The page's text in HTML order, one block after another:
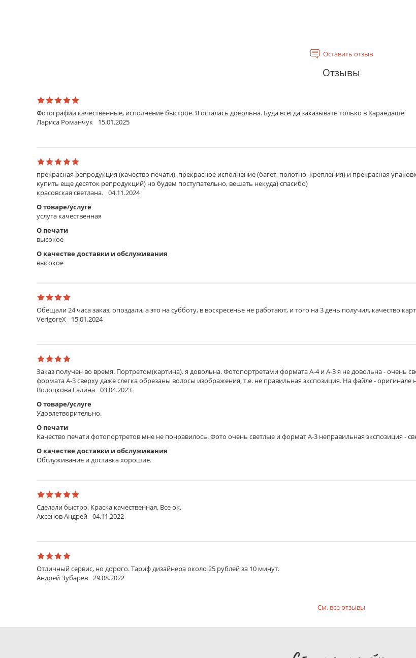
Оставить отзыв
Отзывы
Фотографии качественные, исполнение быстрое. Я осталась довольна. Буда всегда заказывать только в Карандаше
Лариса Романчук
15.01.2025
прекрасная репродукция (качество печати), прекрасное исполнение (багет, полотно, крепления) и прекрасная
купить еще десяток репродукций) но будем поступательно, вешать некуда) спасибо)
красовская светлана. 04.11.2024
О товаре/услуге
услуга качественная
О печати
высокое
О качестве доставки и обслуживания
высокое
Обещали 24 часа заказ, опоздали, а это на субботу, в воскресенье не работают, и того на 3 день получил, качество
VerigoreX
15.01.2024
Заказ получен во время. Портретом(картина). я довольна. Фотопортретами формата А-4 и А-3 я не довольна - очень
формата А-3 сверху даже слегка обрезаны волосы изображения, т.е. не правильная экспозиция. На файле - оригинале
Волоцкова Галина 03.04.2023
О товаре/услуге
Удовлетворительно.
О печати
Качество печати фотопортретов мне не понравилось. Фото очень светлые и формат А-3 неправильная экспозиция -
О качестве доставки и обслуживания
Обслуживание и доставка хорошие.
Сделали быстро. Краска качественная. Все ок.
Аксенов Андрей 04.11.2022
Отличный сервис, но дорого. Тариф дизайнера около 25 рублей за 10 минут.
Андрей Зубарев 29.08.2022
См. все отзывы